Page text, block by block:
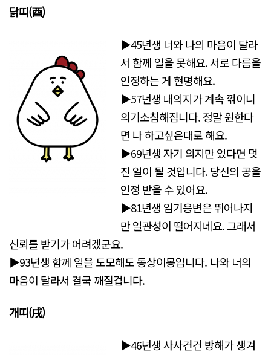
닭띠(酉)
▶45년생 너와 나의 마음이 달라
서 함께 일을 못해요. 서로 다름을
인정하는 게 현명해요.
▶57년생 내의지가 계속 꺾이니
의기소침해집니다. 정말 원한다
면 나 하고싶은대로 해요.
▶69년생 자기 의지만 있다면 멋
진 일이 될 것입니다. 당신의 공을
인정 받을 수 있어요.
▶81년생 임기응변은 뛰어나지
만 일관성이 떨어지네요. 그래서
신뢰를 받기가 어려겠군요.
▶93년생 함께 일을 도모해도 동상이몽입니다. 나와 너의
마음이 달라서 결국 깨질겁니다.
개띠(戌)
▶46년생 사사건건 방해가 생겨